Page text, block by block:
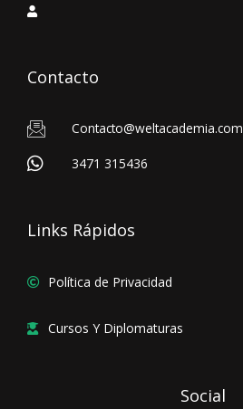
Contacto
Contacto@weltacademia.com
3471 315436
Links Rápidos
Política de Privacidad
Cursos Y Diplomaturas
Social